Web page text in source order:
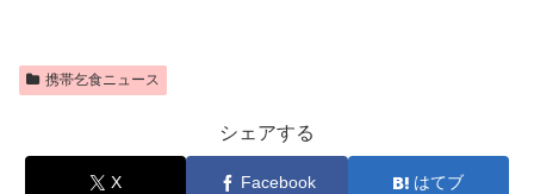
携帯乞食ニュース
シェアする
X Facebook はてブ